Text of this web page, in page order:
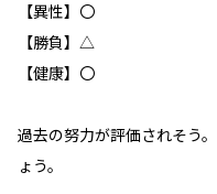
【異性】〇
【勝負】△
【健康】〇
過去の努力が評価されそう
ょう。